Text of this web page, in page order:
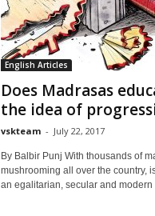
English Articles
Does Madrasas
the idea of
vskteam - July 22, 2017
By Balbir Punj With thousands of
mushrooming all over the country,
an egalitarian, secular and modern